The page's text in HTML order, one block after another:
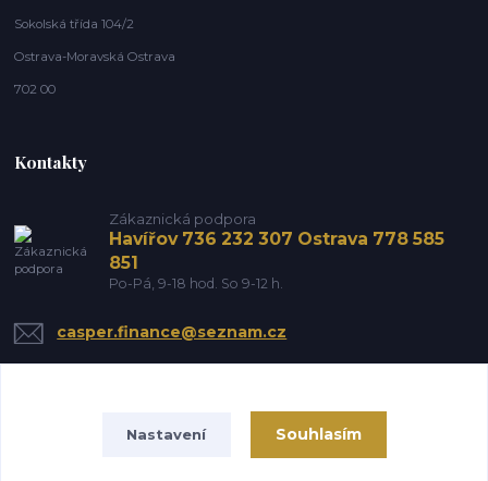
Sokolská třída 104/2
Ostrava-Moravská Ostrava
702 00
Kontakty
Zákaznická podpora
Havířov 736 232 307 Ostrava 778 585
851
Po-Pá, 9-18 hod. So 9-12 h.
casper.finance@seznam.cz
Nastavení Souhlasím